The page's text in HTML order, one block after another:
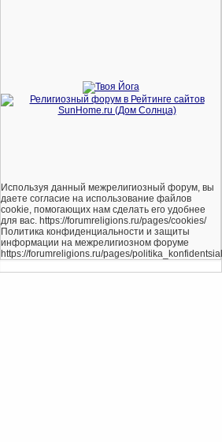
Используя данный межрелигиозный форум, вы
даете согласие на использование файлов
cookie, помогающих нам сделать его удобнее
для вас. https://forumreligions.ru/pages/cookies/
Политика конфиденциальности и защиты
информации на межрелигиозном форуме
https://forumreligions.ru/pages/